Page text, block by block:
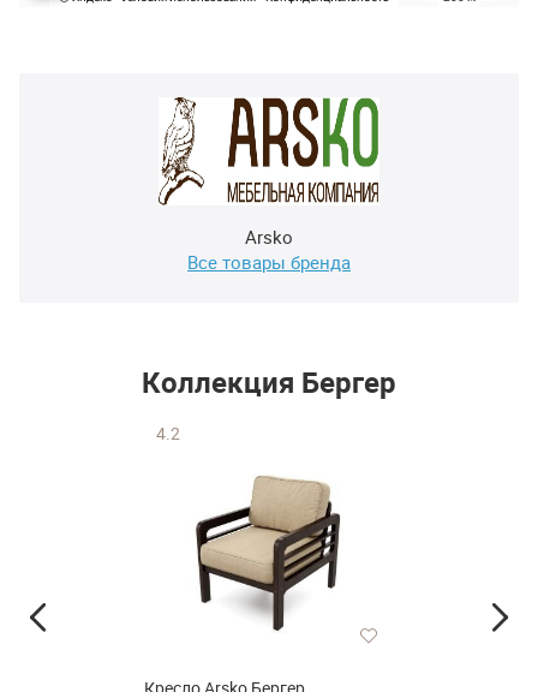
Arsko
Все товары бренда
Коллекция Бергер
4.2
Кресло Arsko Бергер